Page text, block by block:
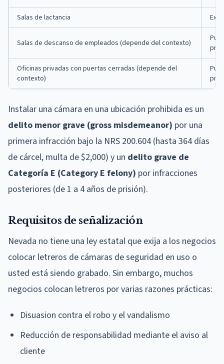
Salas de lactancia
Salas de descanso de empleados (depende del contexto)
Oficinas privadas con puertas cerradas (depende del
contexto)
Instalar una cámara en una ubicación prohibida es un
delito menor grave (gross misdemeanor) por una
primera infracción bajo la NRS 200.604 (hasta 364 días
de cárcel, multa de $2,000) y un delito grave de
Categoría E (Category E felony) por infracciones
posteriores (de 1 a 4 años de prisión).
Requisitos de señalización
Nevada no tiene una ley estatal que exija a los negocios
colocar letreros de cámaras de seguridad en uso o
usted está siendo grabado. Sin embargo, muchos
negocios colocan letreros por varias razones prácticas:
Disuasion contra el robo y el vandalismo
Reducción de responsabilidad mediante el aviso al
cliente